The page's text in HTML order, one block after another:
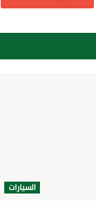
السيارات